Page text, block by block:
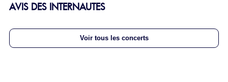
AVIS DES INTERNAUTES
Voir tous les concerts